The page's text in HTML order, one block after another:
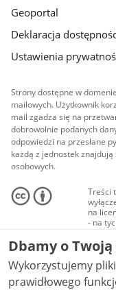
Geoportal
Deklaracja
Ustawienia
Strony dostępne w
mailowych. Użytkownik
mail zgadza się na
dobrowolnie podanych
odpowiedzi na przesłane
każdą z jednostek
osobowych.
Treści
na
- na
audio i
NC-
Dbamy o
Wykorzystujemy
prawidłowego